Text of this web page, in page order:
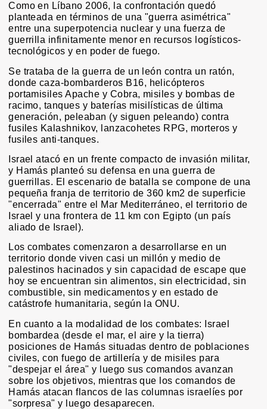
Como en Líbano 2006, la confrontación quedó
planteada en términos de una "guerra asimétrica"
entre una superpotencia nuclear y una fuerza de
guerrilla infinitamente menor en recursos logísticos-
tecnológicos y en poder de fuego.
Se trataba de la guerra de un león contra un ratón,
donde caza-bombarderos B16, helicópteros
portamisiles Apache y Cobra, misiles y bombas de
racimo, tanques y baterías misilísticas de última
generación, peleaban (y siguen peleando) contra
fusiles Kalashnikov, lanzacohetes RPG, morteros y
fusiles anti-tanques.
Israel atacó en un frente compacto de invasión militar,
y Hamás planteó su defensa en una guerra de
guerrillas. El escenario de batalla se compone de una
pequeña franja de territorio de 360 km2 de superficie
"encerrada" entre el Mar Mediterráneo, el territorio de
Israel y una frontera de 11 km con Egipto (un país
aliado de Israel).
Los combates comenzaron a desarrollarse en un
territorio donde viven casi un millón y medio de
palestinos hacinados y sin capacidad de escape que
hoy se encuentran sin alimentos, sin electricidad, sin
combustible, sin medicamentos y en estado de
catástrofe humanitaria, según la ONU.
En cuanto a la modalidad de los combates: Israel
bombardea (desde el mar, el aire y la tierra)
posiciones de Hamás situadas dentro de poblaciones
civiles, con fuego de artillería y de misiles para
"despejar el área" y luego sus comandos avanzan
sobre los objetivos, mientras que los comandos de
Hamás atacan flancos de las columnas israelíes por
"sorpresa" y luego desaparecen.